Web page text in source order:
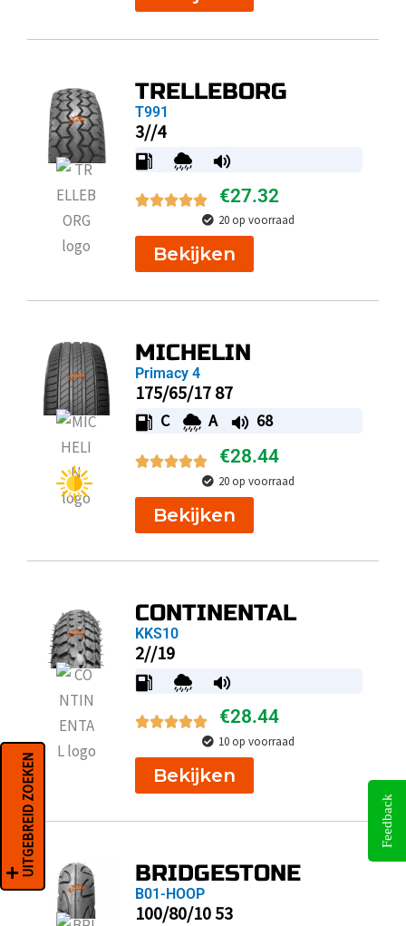
TRELLEBORG
T991
3//4
€27.32
20 op voorraad
Bekijken
MICHELIN
Primacy 4
175/65/17 87
C A 68
€28.44
20 op voorraad
Bekijken
CONTINENTAL
KKS10
2//19
€28.44
10 op voorraad
Bekijken
BRIDGESTONE
B01-HOOP
100/80/10 53
UITGEBREID ZOEKEN Feedback